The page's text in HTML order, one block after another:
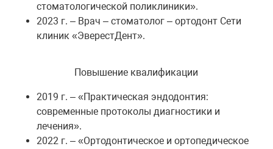
стоматологической поликлиники».
2023 г. – Врач – стоматолог – ортодонт Сети
клиник «ЭверестДент».
Повышение квалификации
2019 г. – «Практическая эндодонтия:
современные протоколы диагностики и
лечения».
2022 г. – «Ортодонтическое и ортопедическое